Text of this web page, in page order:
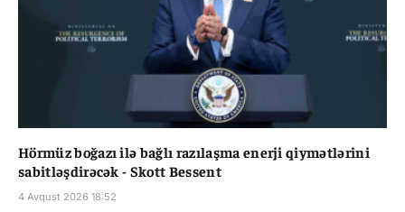
Hörmüz boğazı ilə bağlı razılaşma enerji qiymətlərini
sabitləşdirəcək - Skott Bessent
4 Avqust 2026 18:52